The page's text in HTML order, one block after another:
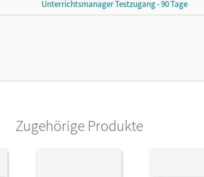
Unterrichtsmanager Testzugang - 90 Tage
Zugehörige Produkte